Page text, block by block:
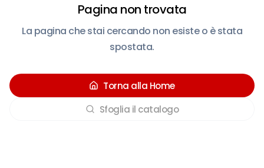
Pagina non trovata
La pagina che stai cercando non esiste o è stata
spostata.
Torna alla Home
Sfoglia il catalogo